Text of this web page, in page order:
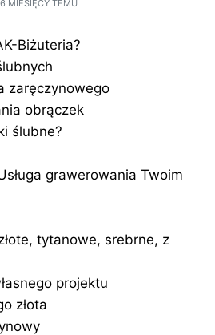
6 MIESIĘCY TEMU
Biżuteria?
zaręczynowego
obrączek
ślubne?
grawerowania Twoim
tytanowe, srebrne, z
projektu
złota